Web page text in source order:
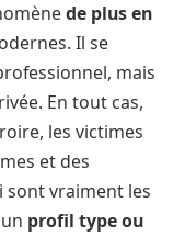
de plus en
Il se
mais
En tout cas,
les victimes
et des
sont vraiment les
profil type ou